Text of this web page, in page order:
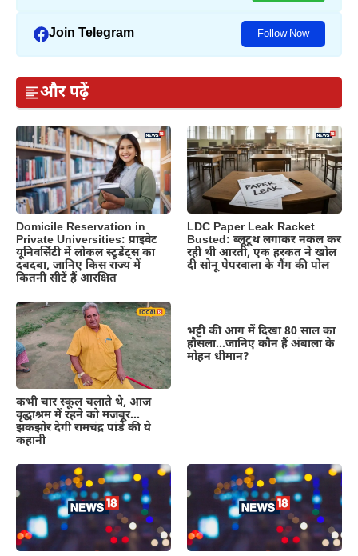
Join Telegram Follow Now
और पढ़ें
Domicile Reservation in
Private Universities: प्राइवेट
यूनिवर्सिटी में लोकल स्टूडेंट्स का
दबदबा, जानिए किस राज्य में
कितनी सीटें हैं आरक्षित
LDC Paper Leak Racket
Busted: ब्लूटूथ लगाकर नकल कर
रही थी आरती, एक हरकत ने खोल
दी सोनू पेपरवाला के गैंग की पोल
कभी चार स्कूल चलाते थे, आज
वृद्धाश्रम में रहने को मजबूर…
झकझोर देगी रामचंद्र पांडे की ये
कहानी
भट्टी की आग में दिखा 80 साल का
हौसला…जानिए कौन हैं अंबाला के
मोहन धीमान?